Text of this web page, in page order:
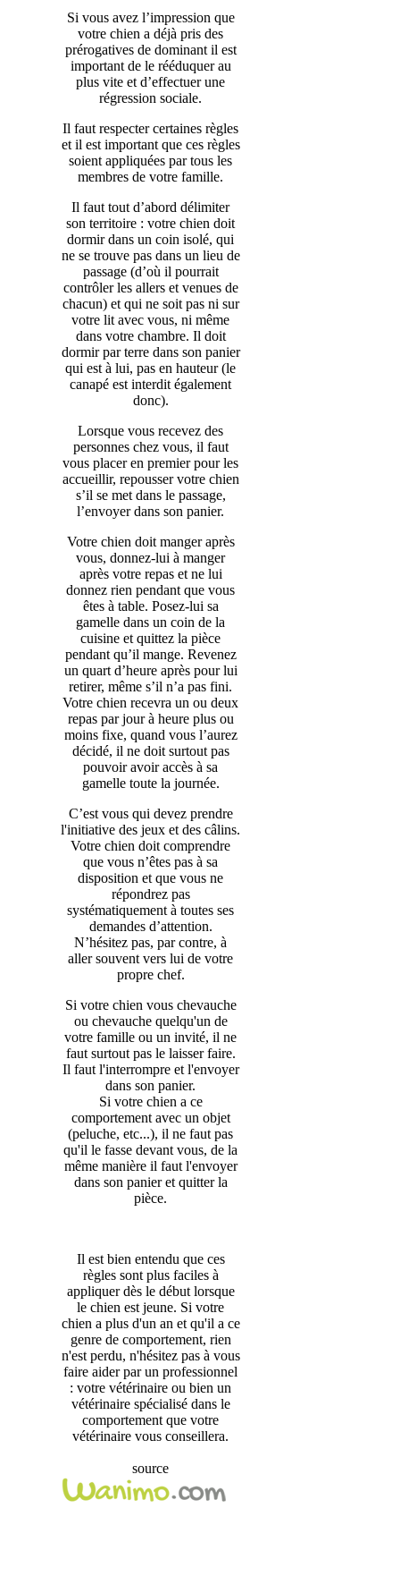
Si vous avez l’impression que
votre chien a déjà pris des
prérogatives de dominant il est
important de le rééduquer au
plus vite et d’effectuer une
régression sociale.
Il faut respecter certaines règles
et il est important que ces règles
soient appliquées par tous les
membres de votre famille.
Il faut tout d’abord délimiter
son territoire : votre chien doit
dormir dans un coin isolé, qui
ne se trouve pas dans un lieu de
passage (d’où il pourrait
contrôler les allers et venues de
chacun) et qui ne soit pas ni sur
votre lit avec vous, ni même
dans votre chambre. Il doit
dormir par terre dans son panier
qui est à lui, pas en hauteur (le
canapé est interdit également
donc).
Lorsque vous recevez des
personnes chez vous, il faut
vous placer en premier pour les
accueillir, repousser votre chien
s’il se met dans le passage,
l’envoyer dans son panier.
Votre chien doit manger après
vous, donnez-lui à manger
après votre repas et ne lui
donnez rien pendant que vous
êtes à table. Posez-lui sa
gamelle dans un coin de la
cuisine et quittez la pièce
pendant qu’il mange. Revenez
un quart d’heure après pour lui
retirer, même s’il n’a pas fini.
Votre chien recevra un ou deux
repas par jour à heure plus ou
moins fixe, quand vous l’aurez
décidé, il ne doit surtout pas
pouvoir avoir accès à sa
gamelle toute la journée.
C’est vous qui devez prendre
l'initiative des jeux et des câlins.
Votre chien doit comprendre
que vous n’êtes pas à sa
disposition et que vous ne
répondrez pas
systématiquement à toutes ses
demandes d’attention.
N’hésitez pas, par contre, à
aller souvent vers lui de votre
propre chef.
Si votre chien vous chevauche
ou chevauche quelqu'un de
votre famille ou un invité, il ne
faut surtout pas le laisser faire.
Il faut l'interrompre et l'envoyer
dans son panier.
Si votre chien a ce
comportement avec un objet
(peluche, etc...), il ne faut pas
qu'il le fasse devant vous, de la
même manière il faut l'envoyer
dans son panier et quitter la
pièce.
Il est bien entendu que ces
règles sont plus faciles à
appliquer dès le début lorsque
le chien est jeune. Si votre
chien a plus d'un an et qu'il a ce
genre de comportement, rien
n'est perdu, n'hésitez pas à vous
faire aider par un professionnel
: votre vétérinaire ou bien un
vétérinaire spécialisé dans le
comportement que votre
vétérinaire vous conseillera.
source